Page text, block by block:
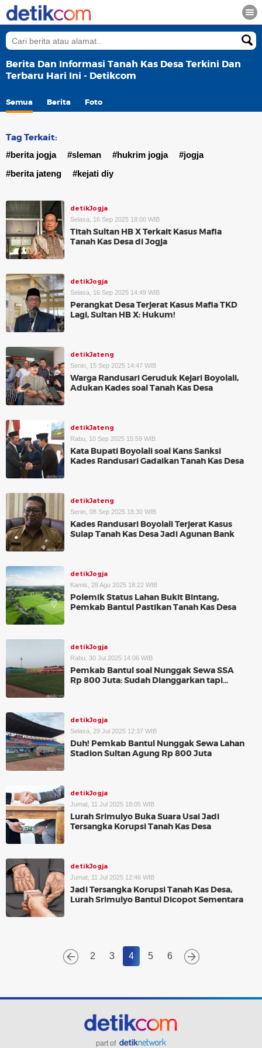
Berita Dan Informasi Tanah Kas Desa Terkini Dan
Terbaru Hari Ini - Detikcom
Semua Berita Foto
Tag Terkait:
#berita jogja #sleman #hukrim jogja
#jogja
#berita jateng
#kejati diy
detikJogja
Selasa, 16 Sep 2025 18:00 WIB
Titah Sultan HB X Terkait Kasus Mafia
Tanah Kas Desa di Jogja
detikJogja
Selasa, 16 Sep 2025 14:49 WIB
Perangkat Desa Terjerat Kasus Mafia TKD
Lagi, Sultan HB X: Hukum!
detikJateng
Senin, 15 Sep 2025 14:47 WIB
Warga Randusari Geruduk Kejari Boyolali,
Adukan Kades soal Tanah Kas Desa
detikJateng
Rabu, 10 Sep 2025 15:59 WIB
Kata Bupati Boyolali soal Kans Sanksi
Kades Randusari Gadaikan Tanah Kas Desa
detikJateng
Senin, 08 Sep 2025 18:30 WIB
Kades Randusari Boyolali Terjerat Kasus
Sulap Tanah Kas Desa Jadi Agunan Bank
detikJogja
Kamis, 28 Agu 2025 18:22 WIB
Polemik Status Lahan Bukit Bintang,
Pemkab Bantul Pastikan Tanah Kas Desa
detikJogja
Rabu, 30 Jul 2025 14:06 WIB
Pemkab Bantul soal Nunggak Sewa SSA
Rp 800 Juta: Sudah Dianggarkan tapi...
detikJogja
Selasa, 29 Jul 2025 12:37 WIB
Duh! Pemkab Bantul Nunggak Sewa Lahan
Stadion Sultan Agung Rp 800 Juta
detikJogja
Jumat, 11 Jul 2025 18:05 WIB
Lurah Srimulyo Buka Suara Usai Jadi
Tersangka Korupsi Tanah Kas Desa
detikJogja
Jumat, 11 Jul 2025 12:46 WIB
Jadi Tersangka Korupsi Tanah Kas Desa,
Lurah Srimulyo Bantul Dicopot Sementara
2 3 4 5 6
part of